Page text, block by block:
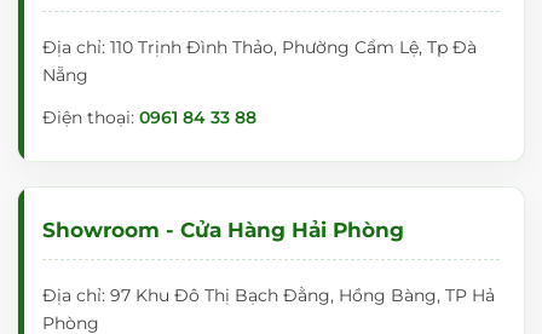
Địa chỉ: 110 Trịnh Đình Thảo, Phường Cẩm Lệ, Tp Đà
Nẵng
Điện thoại: 0961 84 33 88
Showroom - Cửa Hàng Hải Phòng
Địa chỉ: 97 Khu Đô Thị Bạch Đằng, Hồng Bàng, TP Hả
Phòng